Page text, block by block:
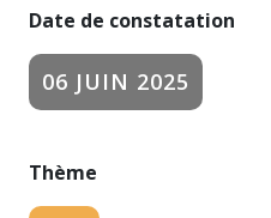
Date de constatation
06 JUIN 2025
Thème